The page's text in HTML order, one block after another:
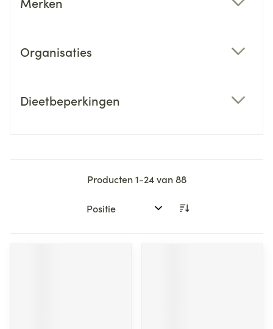
Organisaties
Dieetbeperkingen
Producten1-24van88
Sorteer op: